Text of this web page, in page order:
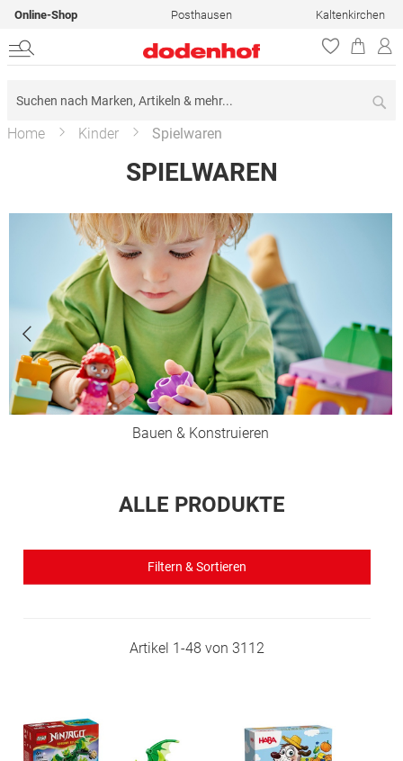
Online-Shop Posthausen Kaltenkirchen
Home Kinder Spielwaren
SPIELWAREN
Bauen & Konstruieren
ALLE PRODUKTE
Filtern & Sortieren
Artikel 1 -48 von 3112